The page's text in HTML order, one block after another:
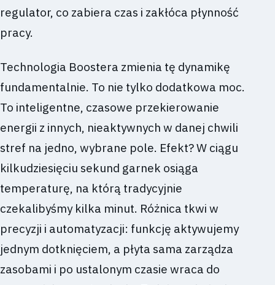
regulator, co zabiera czas i zakłóca płynność
pracy.
Technologia Boostera zmienia tę dynamikę
fundamentalnie. To nie tylko dodatkowa moc.
To inteligentne, czasowe przekierowanie
energii z innych, nieaktywnych w danej chwili
stref na jedno, wybrane pole. Efekt? W ciągu
kilkudziesięciu sekund garnek osiąga
temperaturę, na którą tradycyjnie
czekalibyśmy kilka minut. Różnica tkwi w
precyzji i automatyzacji: funkcję aktywujemy
jednym dotknięciem, a płyta sama zarządza
zasobami i po ustalonym czasie wraca do